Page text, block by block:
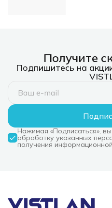
Получите
Подпишитесь на
Нажимая «Подписаться»,
обработку указанных
получения